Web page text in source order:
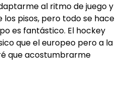
al ritmo de juego y
pisos, pero todo se hace
es fantástico. El hockey
que el europeo pero a la
que acostumbrarme